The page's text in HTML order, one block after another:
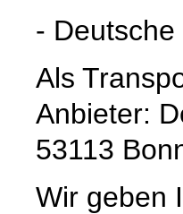
- Deutsche
Als
Anbieter:
53113
Wir geben